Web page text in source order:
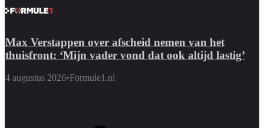
Max Verstappen over afscheid nemen van het
thuisfront: ‘Mijn vader vond dat ook altijd lastig’
4 augustus 2026•Formule1.nl